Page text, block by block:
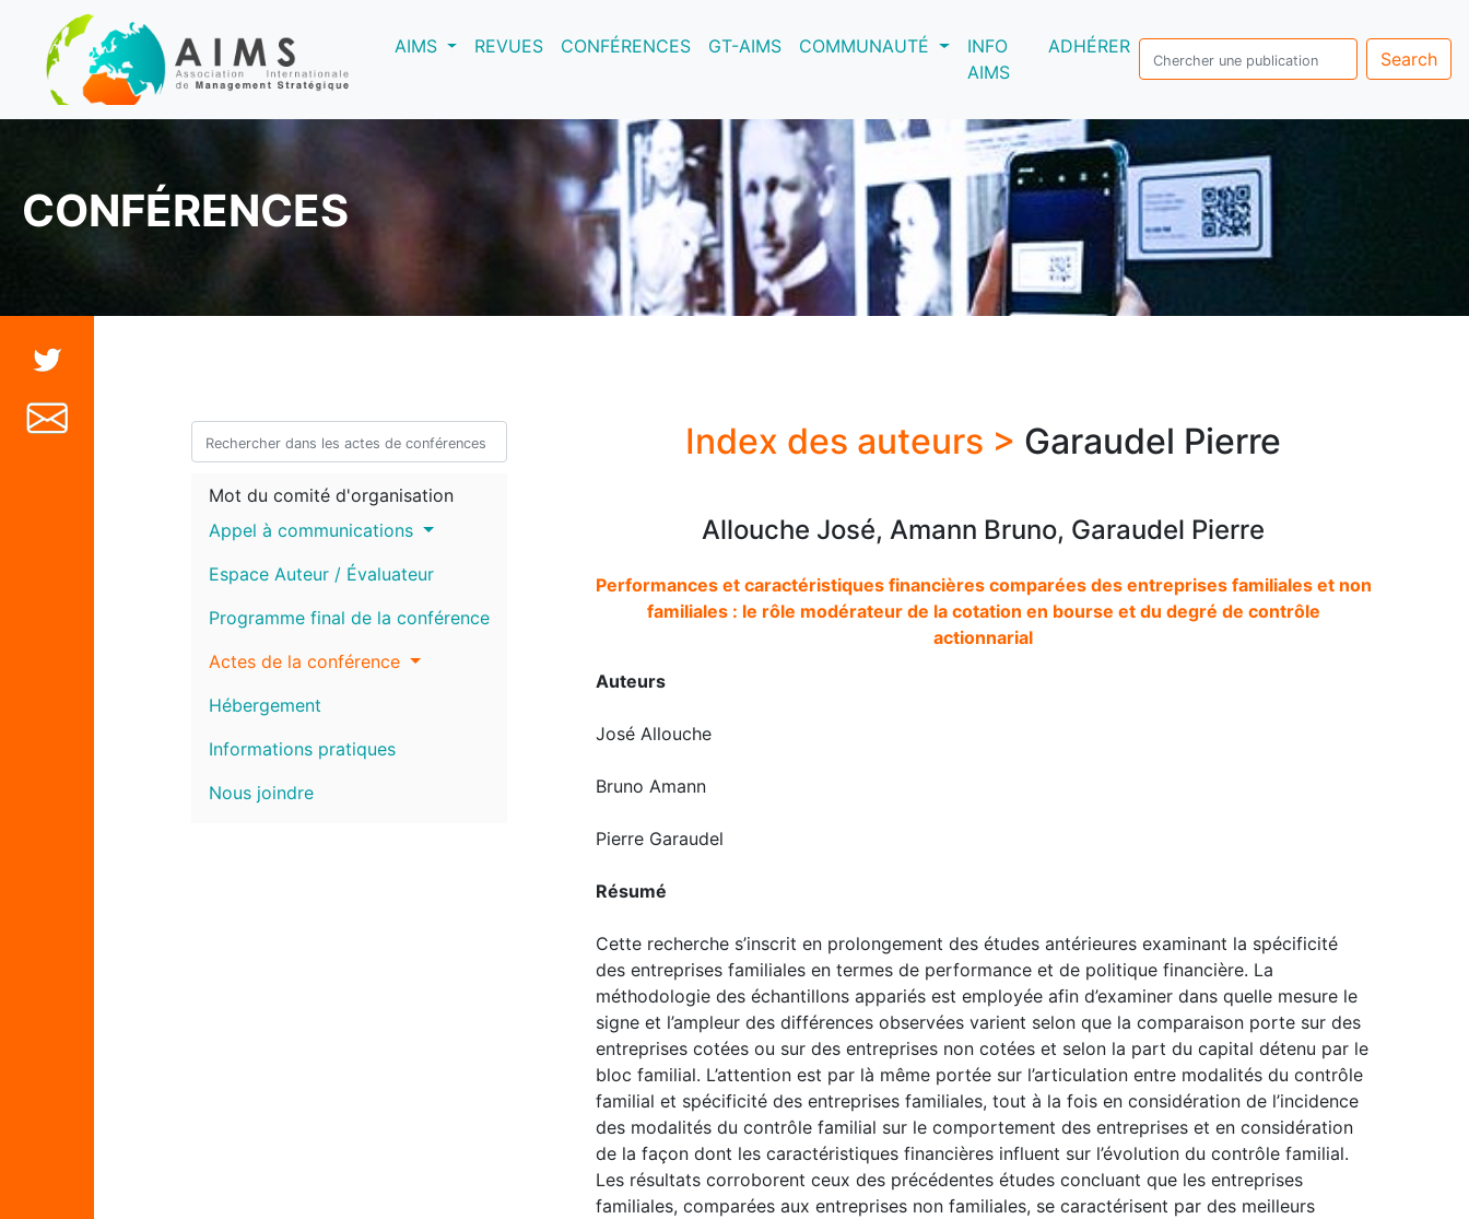
AIMS(current)REVUES CONFÉRENCES GT-AIMS COMMUNAUTÉ
INFO
AIMS
ADHÉRER
Search
CONFÉRENCES
Mot du comité d'organisation
Appel à communications
Espace Auteur / Évaluateur
Programme final de la conférence
Actes de la conférence
Hébergement
Informations pratiques
Nous joindre
Index des auteurs > Garaudel Pierre
Allouche José, Amann Bruno, Garaudel Pierre
Performances et caractéristiques financières comparées des entreprises familiales et non
familiales : le rôle modérateur de la cotation en bourse et du degré de contrôle
actionnarial
Auteurs
José Allouche
Bruno Amann
Pierre Garaudel
Résumé
Cette recherche s’inscrit en prolongement des études antérieures examinant la spécificité
des entreprises familiales en termes de performance et de politique financière. La
méthodologie des échantillons appariés est employée afin d’examiner dans quelle mesure le
signe et l’ampleur des différences observées varient selon que la comparaison porte sur des
entreprises cotées ou sur des entreprises non cotées et selon la part du capital détenu par le
bloc familial. L’attention est par là même portée sur l’articulation entre modalités du contrôle
familial et spécificité des entreprises familiales, tout à la fois en considération de l’incidence
des modalités du contrôle familial sur le comportement des entreprises et en considération
de la façon dont les caractéristiques financières influent sur l’évolution du contrôle familial.
Les résultats corroborent ceux des précédentes études concluant que les entreprises
familiales, comparées aux entreprises non familiales, se caractérisent par des meilleurs